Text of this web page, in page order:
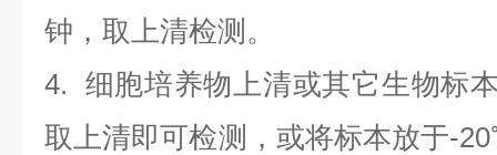
钟，取上清检测。
4. 细胞培养物上清或其它生物标
取上清即可检测，或将标本放于-